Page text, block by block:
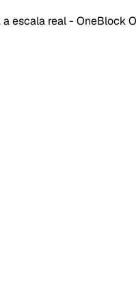
escala real - OneBlock